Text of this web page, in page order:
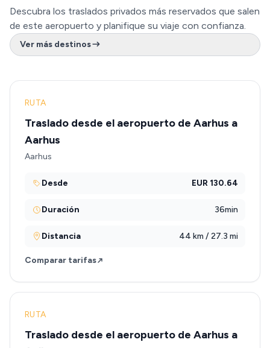
Descubra los traslados privados más reservados que salen
de este aeropuerto y planifique su viaje con confianza.
Ver más destinos
RUTA
Traslado desde el aeropuerto de Aarhus a
Aarhus
Aarhus
Desde EUR 130.64
Duración 36min
Distancia 44 km / 27.3 mi
Comparar tarifas
RUTA
Traslado desde el aeropuerto de Aarhus a